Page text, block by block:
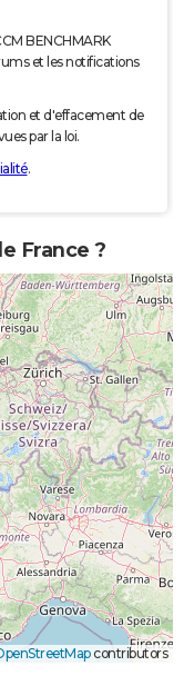
BENCHMARK
et les notifications
et d'effacement de
par la loi.
.
France ?
contributors